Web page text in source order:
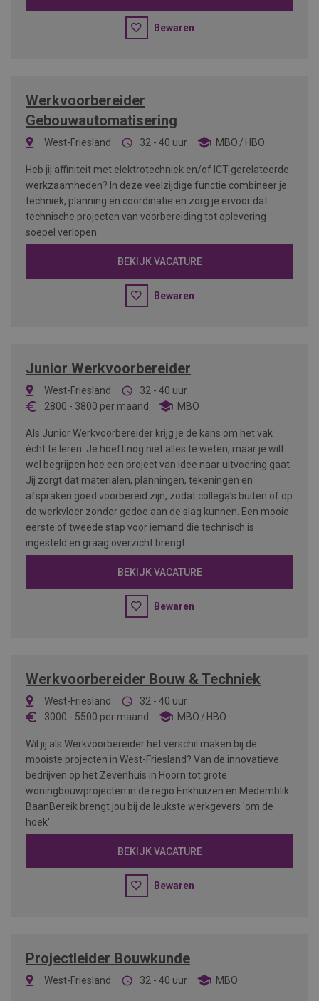
Bewaren
Werkvoorbereider
Gebouwautomatisering
West-Friesland 32 - 40 uur MBO HBO
Heb jij affiniteit met elektrotechniek en/of ICT-gerelateerde
werkzaamheden? In deze veelzijdige functie combineer je
techniek, planning en coördinatie en zorg je ervoor dat
technische projecten van voorbereiding tot oplevering
soepel verlopen.
BEKIJK VACATURE
Bewaren
Junior Werkvoorbereider
West-Friesland
32 - 40 uur
2800 - 3800 per maand MBO
Als Junior Werkvoorbereider krijg je de kans om het vak
écht te leren. Je hoeft nog niet alles te weten, maar je wilt
wel begrijpen hoe een project van idee naar uitvoering gaat.
Jij zorgt dat materialen, planningen, tekeningen en
afspraken goed voorbereid zijn, zodat collega’s buiten of op
de werkvloer zonder gedoe aan de slag kunnen. Een mooie
eerste of tweede stap voor iemand die technisch is
ingesteld en graag overzicht brengt.
BEKIJK VACATURE
Bewaren
Werkvoorbereider Bouw & Techniek
West-Friesland
32 - 40 uur
3000 - 5500 per maand MBO HBO
Wil jij als Werkvoorbereider het verschil maken bij de
mooiste projecten in West-Friesland? Van de innovatieve
bedrijven op het Zevenhuis in Hoorn tot grote
woningbouwprojecten in de regio Enkhuizen en Medemblik:
BaanBereik brengt jou bij de leukste werkgevers 'om de
hoek'.
BEKIJK VACATURE
Bewaren
Projectleider Bouwkunde
West-Friesland 32 - 40 uur MBO